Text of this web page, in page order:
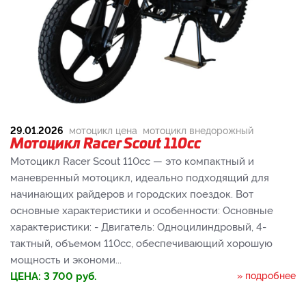
29.01.2026 мотоцикл цена мотоцикл внедорожный
Мотоцикл Racer Scout 110cc
Мотоцикл Racer Scout 110cc — это компактный и
маневренный мотоцикл, идеально подходящий для
начинающих райдеров и городских поездок. Вот
основные характеристики и особенности: Основные
характеристики: - Двигатель: Одноцилиндровый, 4-
тактный, объемом 110cc, обеспечивающий хорошую
мощность и экономи...
ЦЕНА: 3 700 руб. » подробнее